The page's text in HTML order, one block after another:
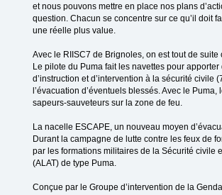
et nous pouvons mettre en place nos plans
question. Chacun se concentre sur ce qu’il doit
une réelle plus value.
Avec le RIISC7 de Brignoles, on est tout de
Le pilote du Puma fait les navettes pour
d’instruction et d’intervention à la sécurité civile
l’évacuation d’éventuels blessés. Avec le
sapeurs-sauveteurs sur la zone de feu.
La nacelle ESCAPE, un nouveau moyen
Durant la campagne de lutte contre les feux de
par les formations militaires de la Sécurité civile
(ALAT) de type Puma.
Conçue par le Groupe d’intervention de la